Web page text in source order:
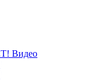
Видео